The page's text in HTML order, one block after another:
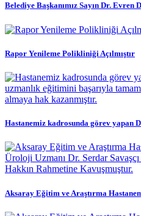
Belediye Başkanımız Sayın Dr. Evren
Rapor Yenileme Polikliniği Açılmıştır
Hastanemiz kadrosunda görev yapan
Aksaray Eğitim ve Araştırma